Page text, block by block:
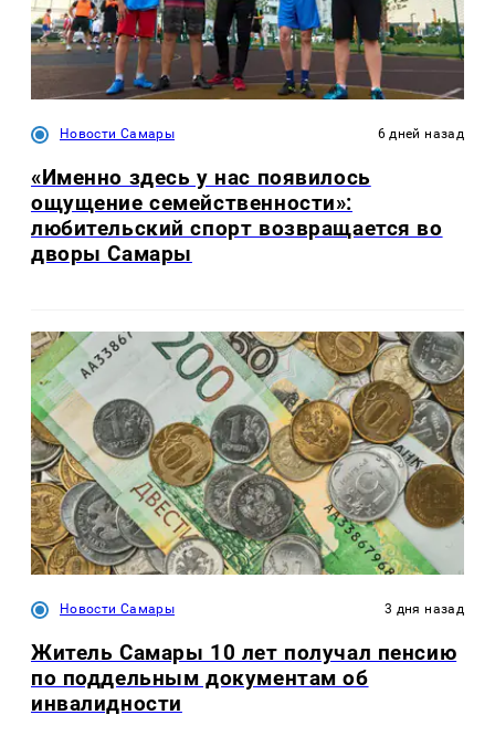
Новости Самары 6 дней назад
«Именно здесь у нас появилось
ощущение семейственности»:
любительский спорт возвращается во
дворы Самары
Новости Самары 3 дня назад
Житель Самары 10 лет получал пенсию
по поддельным документам об
инвалидности